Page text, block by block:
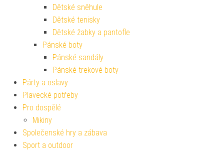
Dětské sněhule
Dětské tenisky
Dětské žabky a pantofle
Pánské boty
Pánské sandály
Pánské trekové boty
Párty a oslavy
Plavecké potřeby
Pro dospělé
Mikiny
Společenské hry a zábava
Sport a outdoor